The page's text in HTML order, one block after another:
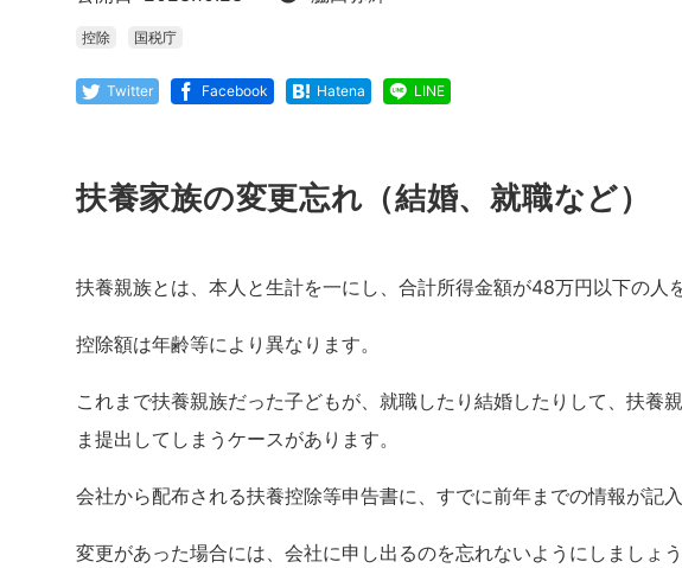
控除 国税庁
Twitter Facebook Hatena LINE
扶養家族の変更忘れ（結婚、就職など）
扶養親族とは、本人と生計を一にし、合計所得金額が48万円以下の人
控除額は年齢等により異なります。
これまで扶養親族だった子どもが、就職したり結婚したりして、扶養
ま提出してしまうケースがあります。
会社から配布される扶養控除等申告書に、すでに前年までの情報が記
変更があった場合には、会社に申し出るのを忘れないようにしましょう